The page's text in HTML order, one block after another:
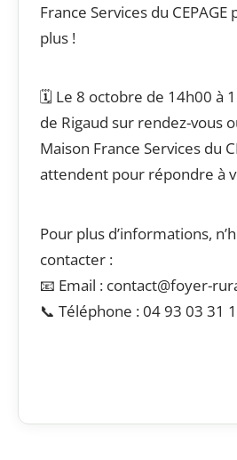
France Services du
plus !
🗓️ Le 8 octobre de 14h00 à
de Rigaud sur rendez-vous
Maison France Services du
attendent pour répondre à
Pour plus d’informations,
contacter :
📧 Email : contact@foyer-
📞 Téléphone : 04 93 03 31